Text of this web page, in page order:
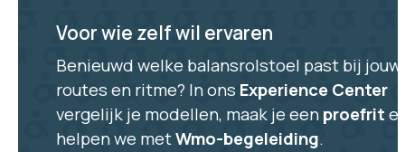
Voor wie zelf wil ervaren
Benieuwd welke balansrolstoel past bij jouw
routes en ritme? In ons Experience Center
vergelijk je modellen, maak je eenproefrit
helpen we metWmo-begeleiding.